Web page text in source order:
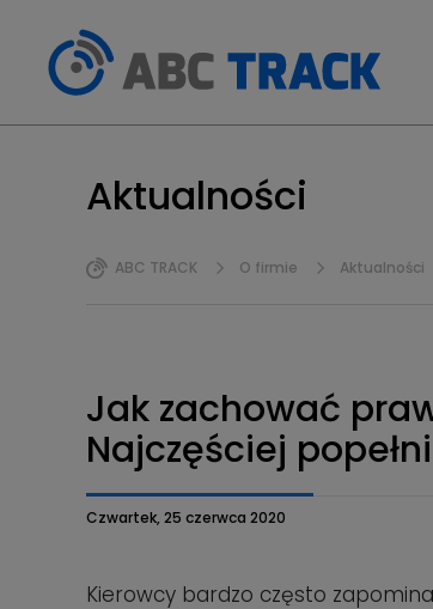
Aktualności
ABC TRACK O firmie Aktualności
Jak zachować
Najczęściej
Czwartek, 25 czerwca 2020
Kierowcy bardzo często